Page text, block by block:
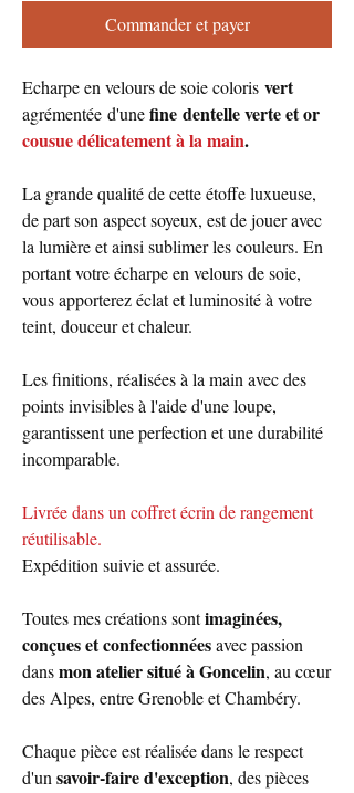
Commander et payer
Echarpe en velours de soie coloris vert
agrémentée d'unefine dentelle verte et or
cousue délicatement à la main.
La grande qualité de cette étoffe luxueuse,
de part son aspect soyeux, est de jouer avec
la lumière et ainsi sublimer les couleurs. En
portant votre écharpe en velours de soie,
vous apporterez éclat et luminosité à votre
teint, douceur et chaleur.
Les finitions, réalisées à la main avec des
points invisibles à l'aide d'une loupe,
garantissent une perfection et une durabilité
incomparable.
Livrée dans un coffret écrin de rangement
réutilisable.
Expédition suivie et assurée.
Toutes mes créations sontimaginées,
conçues et confectionnéesavec passion
dansmon atelier situé à Goncelin, au cœur
des Alpes, entre Grenoble et Chambéry.
Chaque pièce est réalisée dans le respect
d'unsavoir-faire d'exception, des pièces